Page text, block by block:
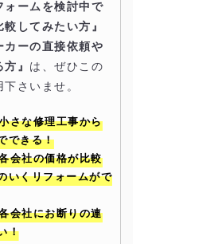
ォームを検討中で
してみたい方』
カーの直接依頼や
』 は、ぜひこの
さいませ。
さな修理工事から
できる！
会社の価格が比較
いくリフォームがで
会社にお断りの連
！